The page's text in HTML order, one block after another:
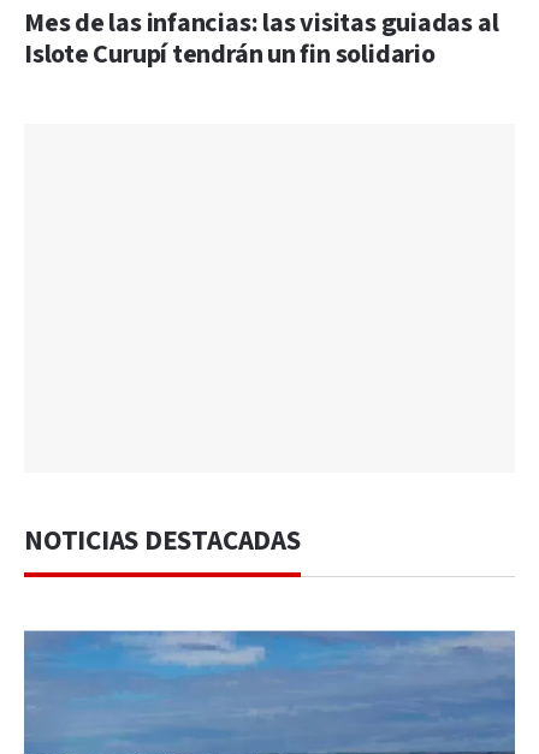
Mes de las infancias: las visitas guiadas al
Islote Curupí tendrán un fin solidario
NOTICIAS DESTACADAS